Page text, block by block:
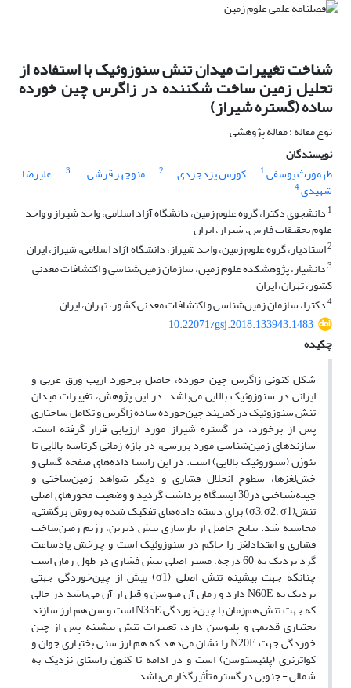
شناخت تغییرات میدان تنش سنوزوئیک با استفاده از
تحلیل زمین ساخت شکننده در زاگرس چین خورده
ساده (گستره شیراز)
نوع مقاله : مقاله پژوهشی
نویسندگان
طهمورث یوسفی1 کورس یزدجردی 2 منوچهر قرشی 3 علیرضا
شهیدی4
1 دانشجوی دکترا، گروه علوم زمین، دانشگاه آزاد اسلامی، واحد شیراز و واحد
علوم تحقیقات فارس، شیراز، ایران
2استادیار، گروه علوم زمین، واحد شیراز، دانشگاه آزاد اسلامی، شیراز، ایران
3دانشیار، پژوهشکده علوم زمین، سازمان زمین‌شناسی و اکتشافات معدنی
کشور، تهران، ایران
4دکترا، سازمان زمین‌شناسی و اکتشافات معدنی کشور، تهران، ایران
10.22071/gsj.2018.133943.1483
چکیده
شکل کنونی زاگرس چین خورده، حاصل برخورد اریب ورق عربی و
ایرانی در سنوزوئیک بالایی می‌باشد. در این پژوهش، تغییرات میدان
تنش سنوزوئیک در کمربند چین‌خورده ساده زاگرس و تکامل ساختاری
پس از برخورد، در گستره شیراز مورد ارزیابی قرار گرفته است.
سازندهای زمین‌شناسی مورد بررسی، در بازه زمانی کرتاسه بالایی تا
نئوژن (سنوزوئیک بالایی) است. در این راستا داده‌های صفحه گسلی و
خش‌لغزها، سطوح انحلال فشاری و دیگر شواهد زمین‌ساختی و
چینه‌شناختی در30 ایستگاه برداشت گردید و وضعیت محورهای اصلی
تنش(σ3, σ2 , σ1) برای دسته داده های تفکیک شده به روش برگشتی،
محاسبه شد. نتایج حاصل از بازسازی تنش دیرین، رژیم زمین‌ساخت
فشاری و امتدادلغز را حاکم در سنوزوئیک است و چرخش پادساعت
گرد نزدیک به 60 درجه، مسیر اصلی تنش فشاری در طول زمان است
چنانکه جهت بیشینه تنش اصلی (σ1) پیش از چین‌خوردگی جهتی
نزدیک به N60E دارد و زمان آن میوسن و قبل از آن می‌باشد در حالی
که جهت تنش هم‌زمان با چین‌خوردگی N35E است و سن هم ارز سازند
بختیاری قدیمی و پلیوسن دارد، تغییرات تنش بیشینه پس از چین‌
خوردگی جهت N20E را نشان می‌دهد که هم ارز سنی بختیاری جوان و
کواترنری (پلئیستوسن) است و در ادامه تا کنون راستای نزدیک به
شمالی - جنوبی در گستره تأثیرگذار می‌باشد.